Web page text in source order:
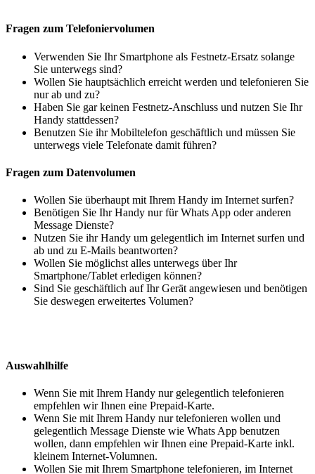
Fragen zum Telefoniervolumen
Verwenden Sie Ihr Smartphone als Festnetz-Ersatz solange
Sie unterwegs sind?
Wollen Sie hauptsächlich erreicht werden und telefonieren Sie
nur ab und zu?
Haben Sie gar keinen Festnetz-Anschluss und nutzen Sie Ihr
Handy stattdessen?
Benutzen Sie ihr Mobiltelefon geschäftlich und müssen Sie
unterwegs viele Telefonate damit führen?
Fragen zum Datenvolumen
Wollen Sie überhaupt mit Ihrem Handy im Internet surfen?
Benötigen Sie Ihr Handy nur für Whats App oder anderen
Message Dienste?
Nutzen Sie ihr Handy um gelegentlich im Internet surfen und
ab und zu E-Mails beantworten?
Wollen Sie möglichst alles unterwegs über Ihr
Smartphone/Tablet erledigen können?
Sind Sie geschäftlich auf Ihr Gerät angewiesen und benötigen
Sie deswegen erweitertes Volumen?
Auswahlhilfe
Wenn Sie mit Ihrem Handy nur gelegentlich telefonieren
empfehlen wir Ihnen eine Prepaid-Karte.
Wenn Sie mit Ihrem Handy nur telefonieren wollen und
gelegentlich Message Dienste wie Whats App benutzen
wollen, dann empfehlen wir Ihnen eine Prepaid-Karte inkl.
kleinem Internet-Volumnen.
Wollen Sie mit Ihrem Smartphone telefonieren, im Internet